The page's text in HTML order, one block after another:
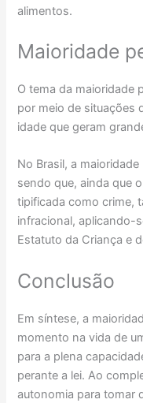
alimentos.
Maioridade
O tema da maioridade
por meio de situações
idade que geram
No Brasil, a
sendo que, ainda que
tipificada como crime,
infracional, aplicando-
Estatuto da Criança e
Conclusão
Em síntese, a
momento na vida de
para a plena
perante a lei. Ao
autonomia para tomar